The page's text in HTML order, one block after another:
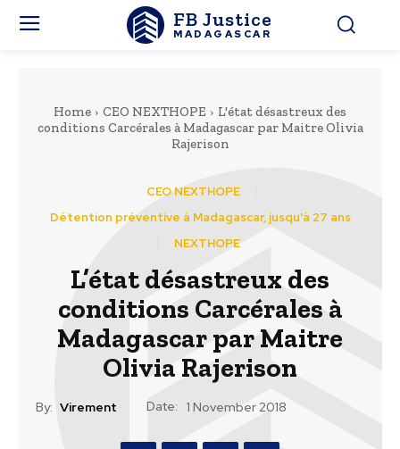
FB Justice
MADAGASCAR
Home CEO NEXTHOPE
L'état désastreux des
conditions Carcérales à Madagascar par Maitre Olivia
Rajerison
CEO NEXTHOPE
Détention préventive à Madagascar, jusqu'à 27 ans
NEXTHOPE
L’état désastreux des
conditions Carcérales à
Madagascar par Maitre
Olivia Rajerison
By: Virement Date: 1 November 2018